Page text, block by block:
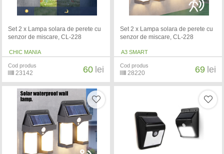
Set 2 x Lampa solara de perete cu
senzor de miscare, CL-228
CHIC MANIA
Cod produs
23142 60 lei
Set 2 x Lampa solara de perete cu
senzor de miscare, CL-228
A3 SMART
Cod produs
28220 69 lei